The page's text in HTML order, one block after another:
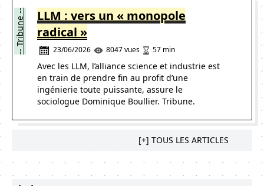
-- Tribune --
LLM : vers un « monopole
radical »
23/06/2026 8047 vues 57 min
Avec les LLM, l’alliance science et industrie est
en train de prendre fin au profit d’une
ingénierie toute puissante, assure le
sociologue Dominique Boullier. Tribune.
[+] TOUS LES ARTICLES